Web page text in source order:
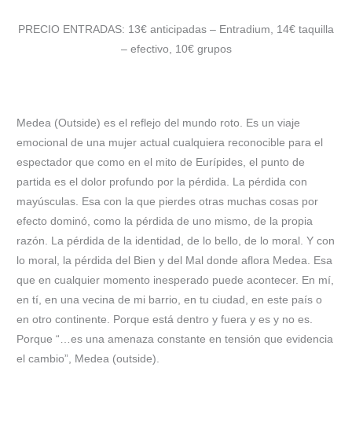
PRECIO ENTRADAS: 13€ anticipadas – Entradium, 14€ taquilla
– efectivo, 10€ grupos
Medea (Outside) es el reflejo del mundo roto. Es un viaje
emocional de una mujer actual cualquiera reconocible para el
espectador que como en el mito de Eurípides, el punto de
partida es el dolor profundo por la pérdida. La pérdida con
mayúsculas. Esa con la que pierdes otras muchas cosas por
efecto dominó, como la pérdida de uno mismo, de la propia
razón. La pérdida de la identidad, de lo bello, de lo moral. Y con
lo moral, la pérdida del Bien y del Mal donde aflora Medea. Esa
que en cualquier momento inesperado puede acontecer. En mí,
en tí, en una vecina de mi barrio, en tu ciudad, en este país o
en otro continente. Porque está dentro y fuera y es y no es.
Porque “…es una amenaza constante en tensión que evidencia
el cambio”, Medea (outside).